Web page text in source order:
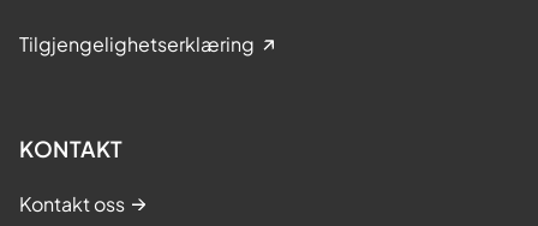
Tilgjengelighetserklæring
KONTAKT
Kontakt oss